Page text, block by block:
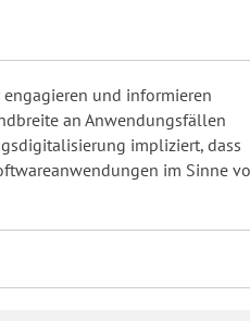
und informieren
an Anwendungsfällen
impliziert, dass
im Sinne